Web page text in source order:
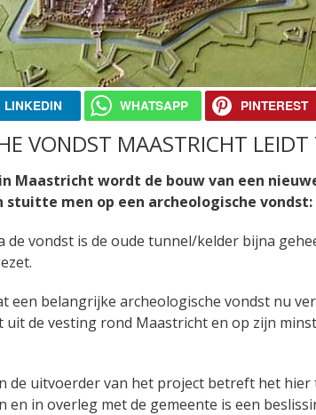
LINKEDIN WHATSAPP PINTEREST
VONDST MAASTRICHT
Maastricht wordt de bouw van een
men op een archeologische
de vondst is de oude tunnel/kelder bijna
een belangrijke archeologische vondst nu
de vesting rond Maastricht en op zijn
de uitvoerder van het project betreft het
en in overleg met de gemeente is een